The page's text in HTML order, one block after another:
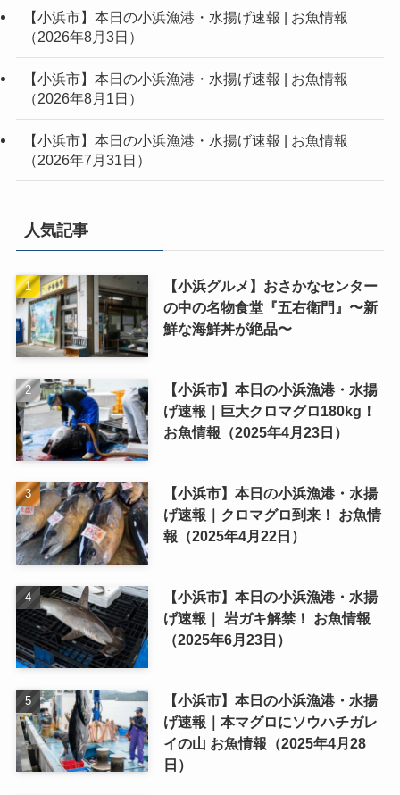
【小浜市】本日の小浜漁港・水揚げ速報 | お魚情報
（2026年8月3日）
【小浜市】本日の小浜漁港・水揚げ速報 | お魚情報
（2026年8月1日）
【小浜市】本日の小浜漁港・水揚げ速報 | お魚情報
（2026年7月31日）
人気記事
【小浜グルメ】おさかなセンター
の中の名物食堂『五右衛門』〜新
鮮な海鮮丼が絶品〜
【小浜市】本日の小浜漁港・水揚
げ速報｜巨大クロマグロ180kg！
お魚情報（2025年4月23日）
【小浜市】本日の小浜漁港・水揚
げ速報｜クロマグロ到来！ お魚情
報（2025年4月22日）
【小浜市】本日の小浜漁港・水揚
げ速報｜ 岩ガキ解禁！ お魚情報
（2025年6月23日）
【小浜市】本日の小浜漁港・水揚
げ速報｜本マグロにソウハチガレ
イの山 お魚情報（2025年4月28
日）